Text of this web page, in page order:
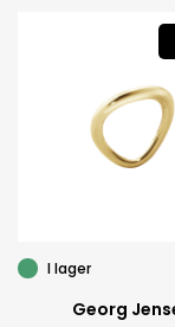
I lager
Georg